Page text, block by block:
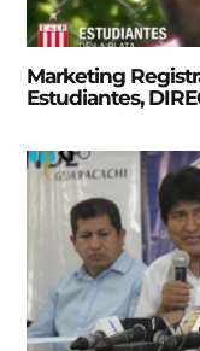
Marketing
Estudiantes,